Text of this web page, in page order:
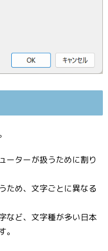
ーターが扱うために割り
ため、文字ごとに異なる
など、文字種が多い日本